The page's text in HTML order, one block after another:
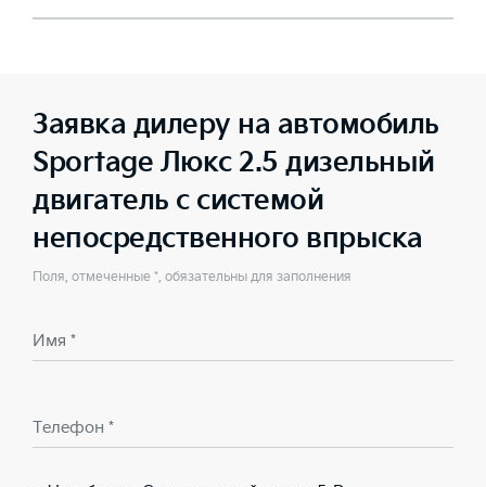
Заявка дилеру на автомобиль
Sportage Люкс 2.5 дизельный
двигатель с системой
непосредственного впрыска
Поля, отмеченные *, обязательны для заполнения
Имя *
Телефон *